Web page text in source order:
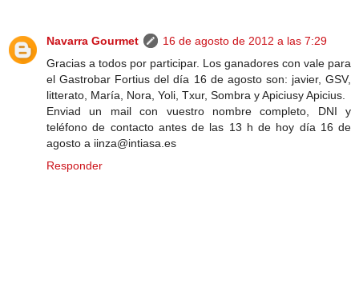
Navarra Gourmet
16 de agosto de 2012 a las 7:29
Gracias a todos por participar. Los ganadores con vale para
el Gastrobar Fortius del día 16 de agosto son: javier, GSV,
litterato, María, Nora, Yoli, Txur, Sombra y Apiciusy Apicius.
Enviad un mail con vuestro nombre completo, DNI y
teléfono de contacto antes de las 13 h de hoy día 16 de
agosto a iinza@intiasa.es
Responder